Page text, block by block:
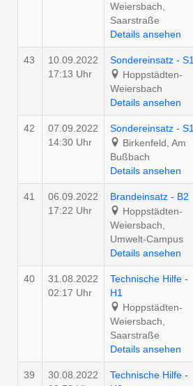
Weiersbach,
Saarstraße
Details ansehen
43
10.09.2022
17:13 Uhr
Sondereinsatz - S1
Hoppstädten-
Weiersbach
Details ansehen
42
07.09.2022
14:30 Uhr
Sondereinsatz - S1
Birkenfeld, Am
Bußbach
Details ansehen
41
06.09.2022
17:22 Uhr
Brandeinsatz - B2
Hoppstädten-
Weiersbach,
Umwelt-Campus
Details ansehen
40
31.08.2022
02:17 Uhr
Technische Hilfe -
H1
Hoppstädten-
Weiersbach,
Saarstraße
Details ansehen
39
30.08.2022
Technische Hilfe -